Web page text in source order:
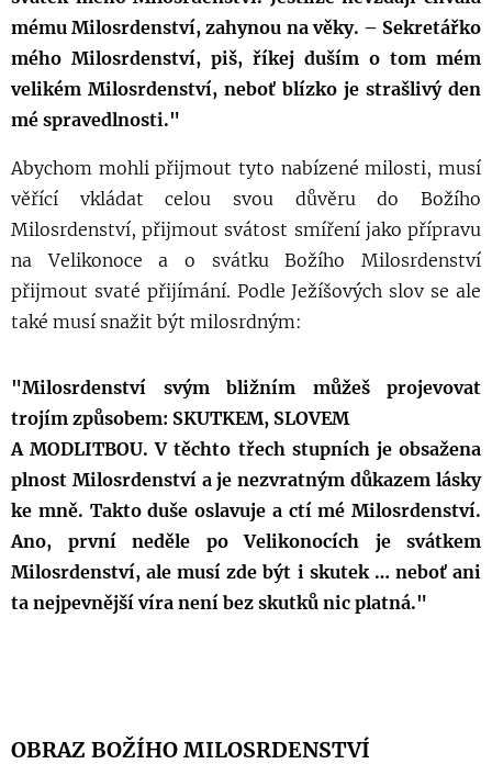
mému Milosrdenství, zahynou na věky. – Sekretářko
mého Milosrdenství, piš, říkej duším o tom mém
velikém Milosrdenství, neboť blízko je strašlivý den
mé spravedlnosti."
Abychom mohli přijmout tyto nabízené milosti, musí
věřící vkládat celou svou důvěru do Božího
Milosrdenství, přijmout svátost smíření jako přípravu
na Velikonoce a o svátku Božího Milosrdenství
přijmout svaté přijímání. Podle Ježíšových slov se ale
také musí snažit být milosrdným:
"Milosrdenství svým bližním můžeš projevovat
trojím způsobem: SKUTKEM, SLOVEM
A MODLITBOU. V těchto třech stupních je obsažena
plnost Milosrdenství a je nezvratným důkazem lásky
ke mně. Takto duše oslavuje a ctí mé Milosrdenství.
Ano, první neděle po Velikonocích je svátkem
Milosrdenství, ale musí zde být i skutek … neboť ani
ta nejpevnější víra není bez skutků nic platná."
OBRAZ BOŽÍHO MILOSRDENSTVÍ